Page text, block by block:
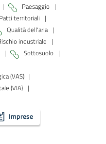
| Paesaggio |
Patti territoriali |
Qualità dell'aria |
industriale |
| Sottosuolo |
(VAS) |
(VIA) |
Imprese